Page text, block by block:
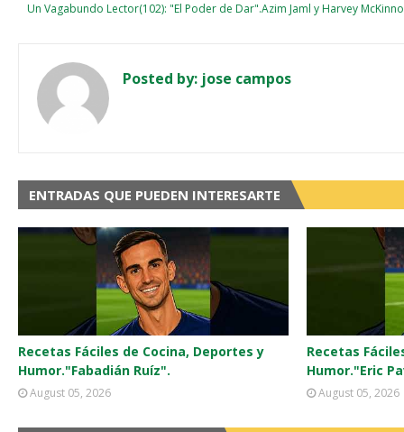
Un Vagabundo Lector(102): "El Poder de Dar".Azim Jaml y Harvey
Posted by: jose campos
ENTRADAS QUE PUEDEN INTERESARTE
Recetas Fáciles de Cocina, Deportes y
Humor."Fabadián Ruíz".
August 05, 2026
Recetas
Humor."Eric
August 05, 2026